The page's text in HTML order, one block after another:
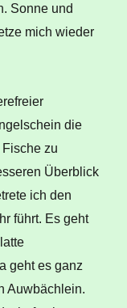
Sonne und
mich wieder
die
zu
Überblick
ich den
führt. Es geht
geht es ganz
Auwbächlein.